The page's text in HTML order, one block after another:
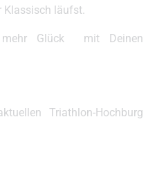
Klassisch läufst.
Glück mit Deinen
Triathlon-Hochburg